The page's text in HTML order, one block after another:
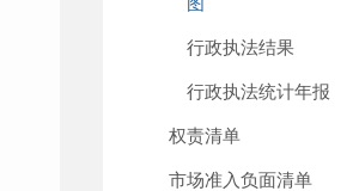
行政执法结果
行政执法统计年报
权责清单
市场准入负面清单